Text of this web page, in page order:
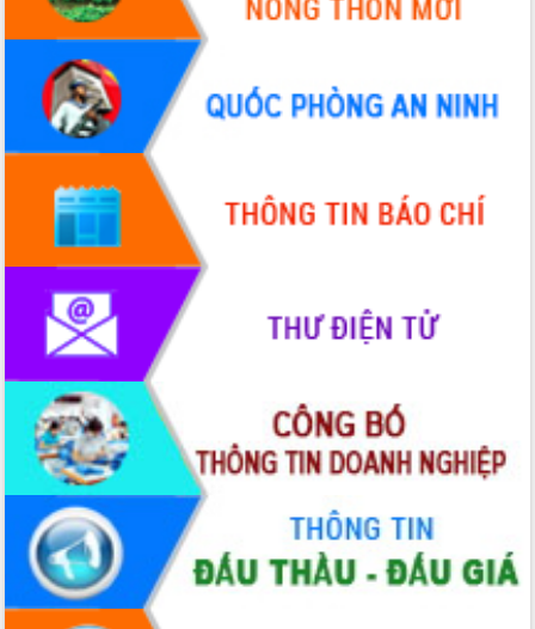
Đắk Lắk sơ kết 4 năm triển khai thực
hiện Đề án 06 của Chính phủ
Họp báo thông tin về Hội nghị Công bố
Quy hoạch và Xúc tiến đầu tư tỉnh Đắk
Lắk
Khơi thông điểm nghẽn, đẩy nhanh
giải ngân vốn khắc phục thiên tai
HĐND tỉnh thông qua điều chỉnh Quy
hoạch tỉnh thời kỳ 2021-2030
Hội thảo góp ý hồ sơ điều chỉnh quy
hoạch tỉnh Đắk Lắk thời kỳ 2021-2030,
tầm nhìn đến năm 2050
Nâng cao hiệu quả hoạt động của các
doanh nghiệp nhà nước
Hội nghị triển khai kết nối mạng
truyền số liệu chuyên dùng phục vụ cơ
quan Đảng, Nhà nước
Lễ phát động chuỗi hoạt động chung
tay làm sạch môi trường
Xã Ea Kar bước chuyển mình trong
công tác cải cách hành chính mô hình
mới
UBND tỉnh họp báo định kỳ tháng 4
năm 2026